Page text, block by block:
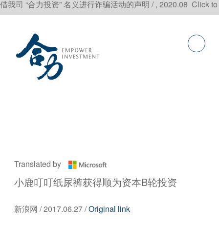
司 “合力投资” 名义进行诈骗活动的声明 / , 2020.08 Click to
Translated by
小鹿叮叮纸尿裤获得顺为资本B轮投资
新浪网 / 2017.06.27 /Original link